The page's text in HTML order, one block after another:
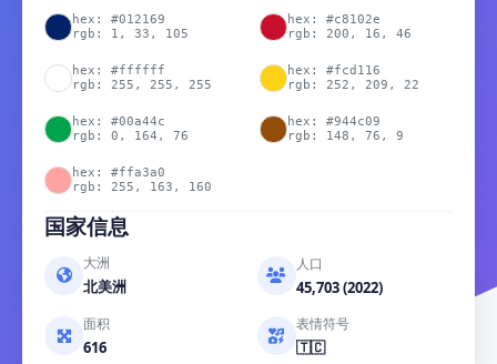
hex: #012169
rgb: 1, 33, 105
hex: #c8102e
rgb: 200, 16, 46
hex: #ffffff
rgb: 255, 255, 255
hex: #fcd116
rgb: 252, 209, 22
hex: #00a44c
rgb: 0, 164, 76
hex: #944c09
rgb: 148, 76, 9
hex: #ffa3a0
rgb: 255, 163, 160
国家信息
大洲
北美洲
人口
45,703 (2022)
面积
616
表情符号
🇹🇨